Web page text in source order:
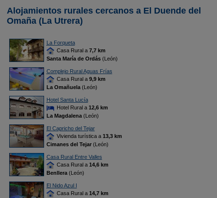
Alojamientos rurales cercanos a El Duende del
Omaña (La Utrera)
La Forqueta
Casa Rural a 7,7 km
Santa María de Ordás(León)
Complejo Rural Aguas Frías
Casa Rural a 9,9 km
La Omañuela(León)
Hotel Santa Lucía
Hotel Rural a 12,6 km
La Magdalena(León)
El Capricho del Tejar
Vivienda turística a 13,3 km
Cimanes del Tejar(León)
Casa Rural Entre Valles
Casa Rural a 14,6 km
Benllera(León)
El Nido Azul I
Casa Rural a 14,7 km